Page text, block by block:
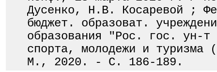
Дусенко, Н.В. Косаревой ;
бюджет. образоват.
образования "Рос. гос. ун-т
спорта, молодежи и
М., 2020. - С. 186-189.